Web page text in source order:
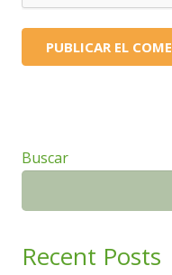
Buscar
Recent Posts